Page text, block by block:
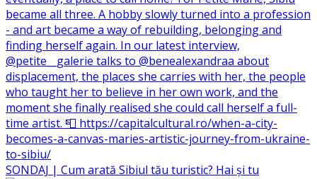
SONDAJ | Cum arată Sibiul tău turistic? Hai și tu